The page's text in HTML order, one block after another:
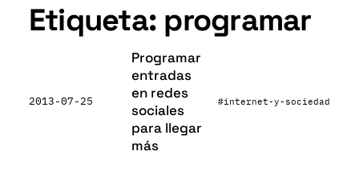
Etiqueta: programar
2013-07-25
Programar
entradas
en redes
sociales
para llegar
más
#internet-y-sociedad